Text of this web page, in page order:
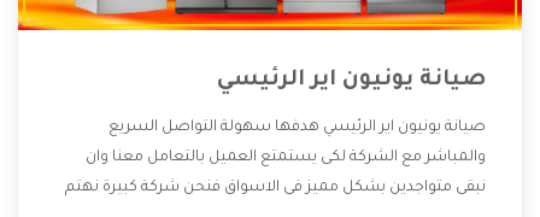
صيانة يونيون اير الرئيسي
صيانة يونيون اير الرئيسي هدفها سهولة التواصل السريع
والمباشر مع الشركة لكى يستمتع العميل بالتعامل معنا وان
نبقى متواجدين بشكل مميز فى الاسواق فنحن شركة كبيرة نهتم